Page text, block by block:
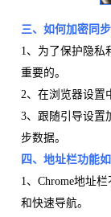
三、如何加密同
1、为了保护隐私
重要的。
2、在浏览器设置
3、跟随引导设置
步数据。
四、地址栏功能
1、Chrome地址
和快速导航。